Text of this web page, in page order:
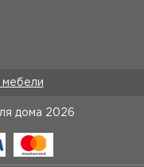
мебели
дома 2026